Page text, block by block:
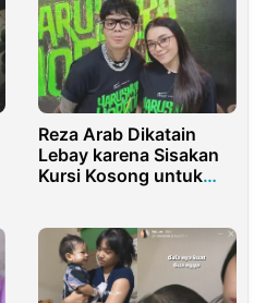
Reza Arab Dikatain
Lebay karena Sisakan
Kursi Kosong untuk